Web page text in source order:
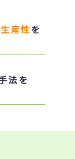
産性を
法を